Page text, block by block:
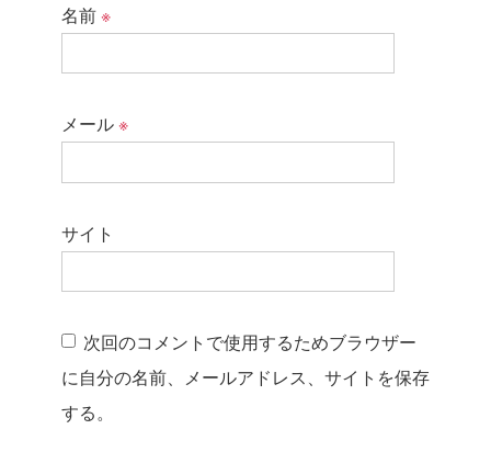
名前※
メール※
サイト
次回のコメントで使用するためブラウザー
に自分の名前、メールアドレス、サイトを保存
する。